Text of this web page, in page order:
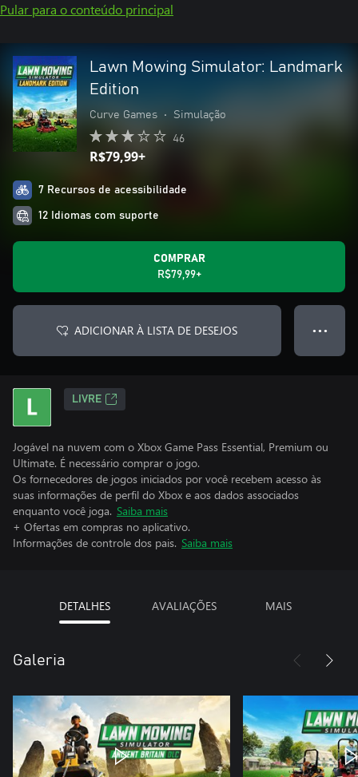
Pular para o conteúdo principal
Lawn Mowing Simulator: Landmark
Edition
Curve Games • Simulação
46
R$79,99+
7 Recursos de acessibilidade
12 Idiomas com suporte
COMPRAR
R$79,99+
ADICIONAR À LISTA DE DESEJOS ● ● ●
LIVRE
Jogável na nuvem com o Xbox Game Pass Essential, Premium ou
Ultimate. É necessário comprar o jogo.
Os fornecedores de jogos iniciados por você recebem acesso às
suas informações de perfil do Xbox e aos dados associados
enquanto você joga. Saiba mais
+ Ofertas em compras no aplicativo.
Informações de controle dos pais. Saiba mais
DETALHES AVALIAÇÕES MAIS
Galeria